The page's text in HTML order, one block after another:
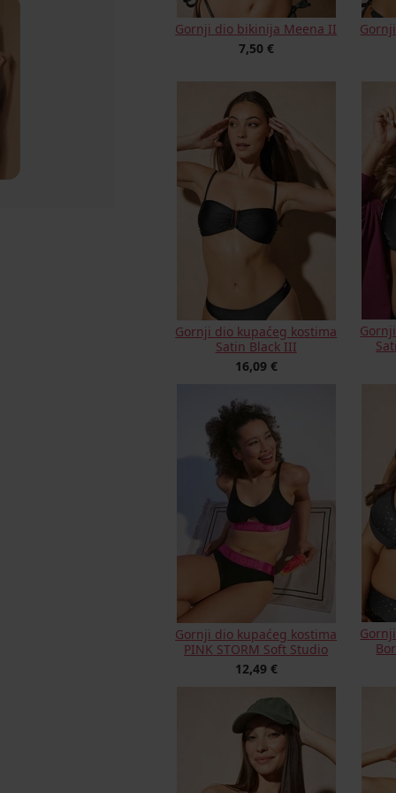
Gornji dio bikinija Meena II
7,50 €
Gornji dio kupaćeg kostima
Satin Black III
16,09 €
Gornji dio kupaćeg kostima
PINK STORM Soft Studio
12,49 €